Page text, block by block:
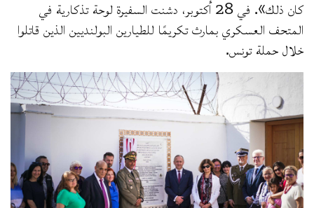
كان ذلك». في 28 أكتوبر، دشنت السفيرة لوحة تذكارية في
المتحف العسكري بمارث تكريمًا للطيارين البولنديين الذين قاتلوا
خلال حملة تونس.